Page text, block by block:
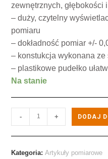
zewnętrznych, głębokości
– duży, czytelny
pomiaru
– dokładność pomiar +/-
– konstukcja wykonana
– plastikowe pudełko
Na stanie
- + DODAJ
Kategoria:Artykuły pomiarowe